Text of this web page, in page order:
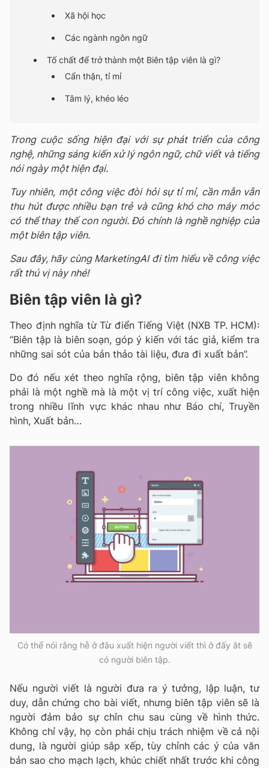
Xã hội học
Các ngành ngôn ngữ
Tố chất để trở thành một Biên tập viên là gì?
Cẩn thận, tỉ mỉ
Tâm lý, khéo léo
Trong cuộc sống hiện đại với sự phát triển của công
nghệ, những sáng kiến xử lý ngôn ngữ, chữ viết và tiếng
nói ngày một hiện đại.
Tuy nhiên, một công việc đòi hỏi sự tỉ mỉ, cần mẫn vẫn
thu hút được nhiều bạn trẻ và cũng khó cho máy móc
có thể thay thế con người. Đó chính là nghề nghiệp của
một biên tập viên.
Sau đây, hãy cùng MarketingAI đi tìm hiểu về công việc
rất thú vị này nhé!
Biên tập viên là gì?
Theo định nghĩa từ Từ điển Tiếng Việt (NXB TP. HCM):
“Biên tập là biên soạn, góp ý kiến với tác giả, kiểm tra
những sai sót của bản thảo tài liệu, đưa đi xuất bản”.
Do đó nếu xét theo nghĩa rộng, biên tập viên không
phải là một nghề mà là một vị trí công việc, xuất hiện
trong nhiều lĩnh vực khác nhau như Báo chí, Truyền
hình, Xuất bản…
Có thể nói rằng hễ ở đâu xuất hiện người viết thì ở đấy ắt sẽ
có người biên tập.
Nếu người viết là người đưa ra ý tưởng, lập luận, tư
duy, dẫn chứng cho bài viết, nhưng biên tập viên sẽ là
người đảm bảo sự chỉn chu sau cùng về hình thức.
Không chỉ vậy, họ còn phải chịu trách nhiệm về cả nội
dung, là người giúp sắp xếp, tùy chỉnh các ý của văn
bản sao cho mạch lạch, khúc chiết nhất trước khi công